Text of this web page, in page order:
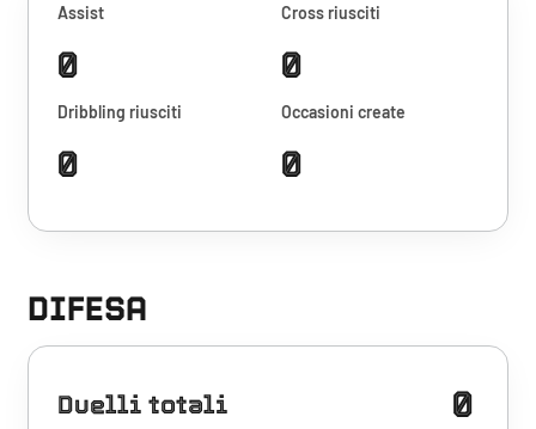
Assist
0
Cross riusciti
0
Dribbling riusciti
0
Occasioni create
0
DIFESA
Duelli totali 0